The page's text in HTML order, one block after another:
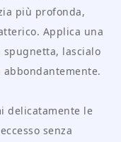
più profonda,
Applica una
lascialo
delicatamente le
senza